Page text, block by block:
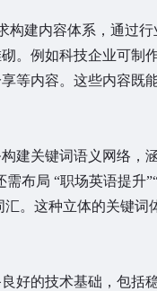
构建内容体系，通过
。例如科技企业可制
等内容。这些内容既
建关键词语义网络，
布局 “职场英语提升
。这种立体的关键词
好的技术基础，包括